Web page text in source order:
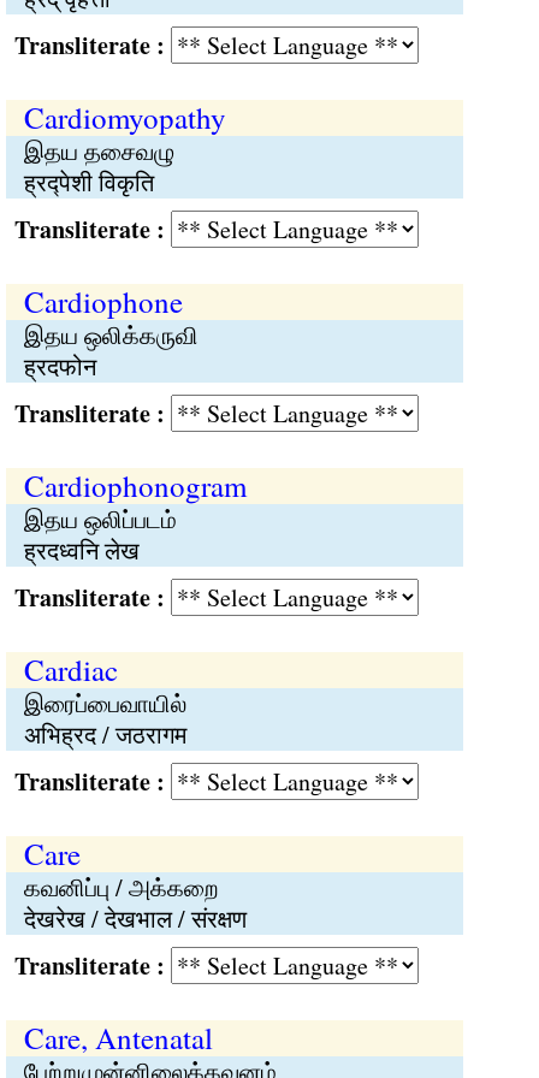
:
Cardiomyopathy
இதய தசைவழு
ह्रद्पेशी विकृति
:
Cardiophone
இதய ஒலிக்கருவி
ह्रदफोन
:
Cardiophonogram
இதய ஒலிப்படம்
ह्रदध्वनि लेख
:
Cardiac
இரைப்பைவாயில்
अभिह्रद / जठरागम
:
Care
கவனிப்பு / அக்கறை
देखरेख / देखभाल / संरक्षण
:
Care, Antenatal
பேற்றுமுன்னிலைக்கவனம்